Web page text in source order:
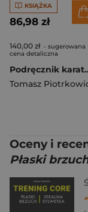
KSIĄŻKA
86,98 zł
140,00 zł - sugerowana
cena detaliczna
Tomasz
Oceny i
Płaski